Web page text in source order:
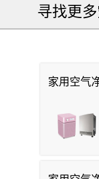
寻找更
家用空气